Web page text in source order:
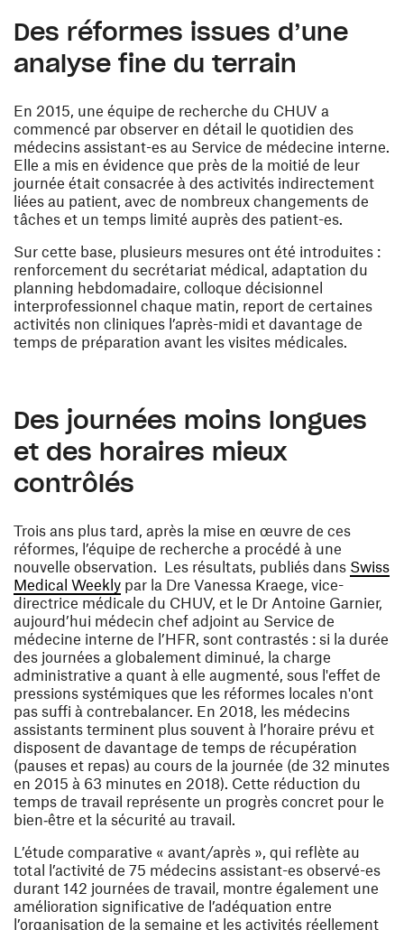
Des réformes issues d’une
analyse fine du terrain
En 2015, une équipe de recherche du CHUV a
commencé par observer en détail le quotidien des
médecins assistant-es au Service de médecine interne.
Elle a mis en évidence que près de la moitié de leur
journée était consacrée à des activités indirectement
liées au patient, avec de nombreux changements de
tâches et un temps limité auprès des patient-es.
Sur cette base, plusieurs mesures ont été introduites :
renforcement du secrétariat médical, adaptation du
planning hebdomadaire, colloque décisionnel
interprofessionnel chaque matin, report de certaines
activités non cliniques l’après-midi et davantage de
temps de préparation avant les visites médicales.
Des journées moins longues
et des horaires mieux
contrôlés
Trois ans plus tard, après la mise en œuvre de ces
réformes, l’équipe de recherche a procédé à une
nouvelle observation. Les résultats, publiés dans Swiss
Medical Weekly(ouvre une nouvelle fenêtre)
par la Dre Vanessa Kraege, vice-
directrice médicale du CHUV, et le Dr Antoine Garnier,
aujourd’hui médecin chef adjoint au Service de
médecine interne de l’HFR, sont contrastés : si la durée
des journées a globalement diminué, la charge
administrative a quant à elle augmenté, sous l'effet de
pressions systémiques que les réformes locales n'ont
pas suffi à contrebalancer. En 2018, les médecins
assistants terminent plus souvent à l’horaire prévu et
disposent de davantage de temps de récupération
(pauses et repas) au cours de la journée (de 32 minutes
en 2015 à 63 minutes en 2018). Cette réduction du
temps de travail représente un progrès concret pour le
bien‑être et la sécurité au travail.
L’étude comparative « avant/après », qui reflète au
total l’activité de 75 médecins assistant-es observé-es
durant 142 journées de travail, montre également une
amélioration significative de l’adéquation entre
l’organisation de la semaine et les activités réellement